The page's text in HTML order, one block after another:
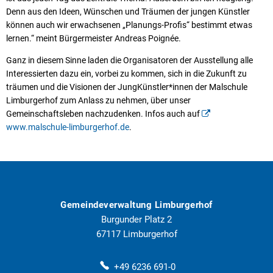
Denn aus den Ideen, Wünschen und Träumen der jungen Künstler
können auch wir erwachsenen „Planungs-Profis“ bestimmt etwas
lernen.“ meint Bürgermeister Andreas Poignée.
Ganz in diesem Sinne laden die Organisatoren der Ausstellung alle
Interessierten dazu ein, vorbei zu kommen, sich in die Zukunft zu
träumen und die Visionen der JungKünstler*innen der Malschule
Limburgerhof zum Anlass zu nehmen, über unser
Gemeinschaftsleben nachzudenken. Infos auch auf
www.malschule-limburgerhof.de.
Gemeindeverwaltung Limburgerhof
Burgunder Platz 2
67117 Limburgerhof
+49 6236 691-0